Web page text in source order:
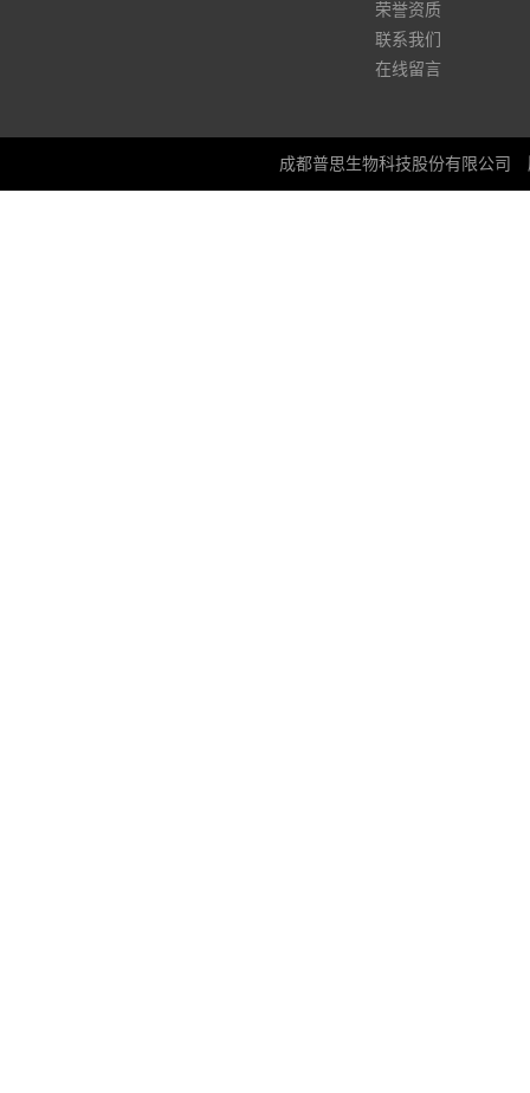
荣誉资质
联系我们
在线留言
成都普思生物科技股份有限公司